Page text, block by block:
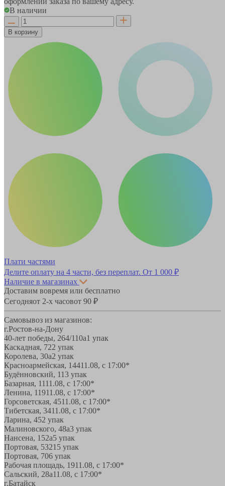
В наличии
В корзину
Плати частями
Делите оплату на 4 части, без переплат. От 1 000 ₽
Наличие в магазинах
Доставим вовремя или бесплатно
Сегодняот 2-х часовот 90 ₽
Самовывоз из магазинов:
г.Ростов-на-Дону
40-лет победы, 264/110а1 упак
Каскадная, 722 упак
Королева, 30а2 упак
Красноармейская, 14411.08, с 17:00*
Будённовский, 113 упак
Базарная, 1111.08, с 17:00*
Ленина, 11911.08, с 17:00*
Горсоветская, 4511.08, с 17:00*
Тибетская, 3411.08, с 17:00*
Ларина, 452 упак
Малиновского, 48а3 упак
Нансена, 152а5 упак
Портовая, 53215 упак
Портовая, 706 упак
Рабочая площадь, 1911.08, с 17:00*
Сальский, 28a11.08, с 17:00*
г.Батайск